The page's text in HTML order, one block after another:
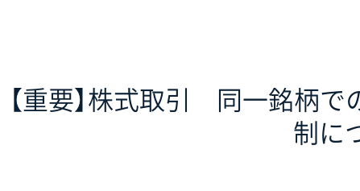
【重要】株式取引 同一銘柄
制に